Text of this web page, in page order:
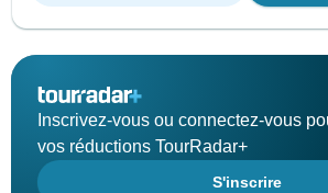
Inscrivez-vous ou connectez-vous
vos réductions TourRadar+
S'inscrire